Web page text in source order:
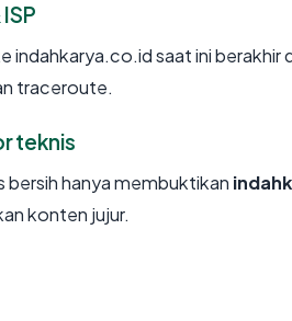
indahkarya.co.id saat ini
traceroute.
teknis
bersih hanya membuktikan
konten jujur.